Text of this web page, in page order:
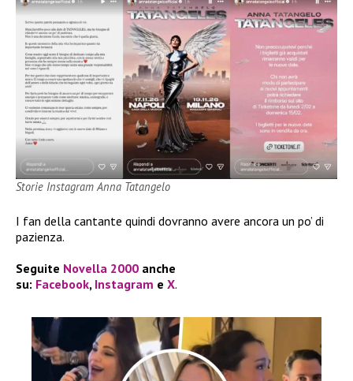
Storie Instagram Anna Tatangelo
I fan della cantante quindi dovranno avere ancora un po’ di
pazienza.
Seguite Novella 2000 anche
su: Facebook, Instagram e X.